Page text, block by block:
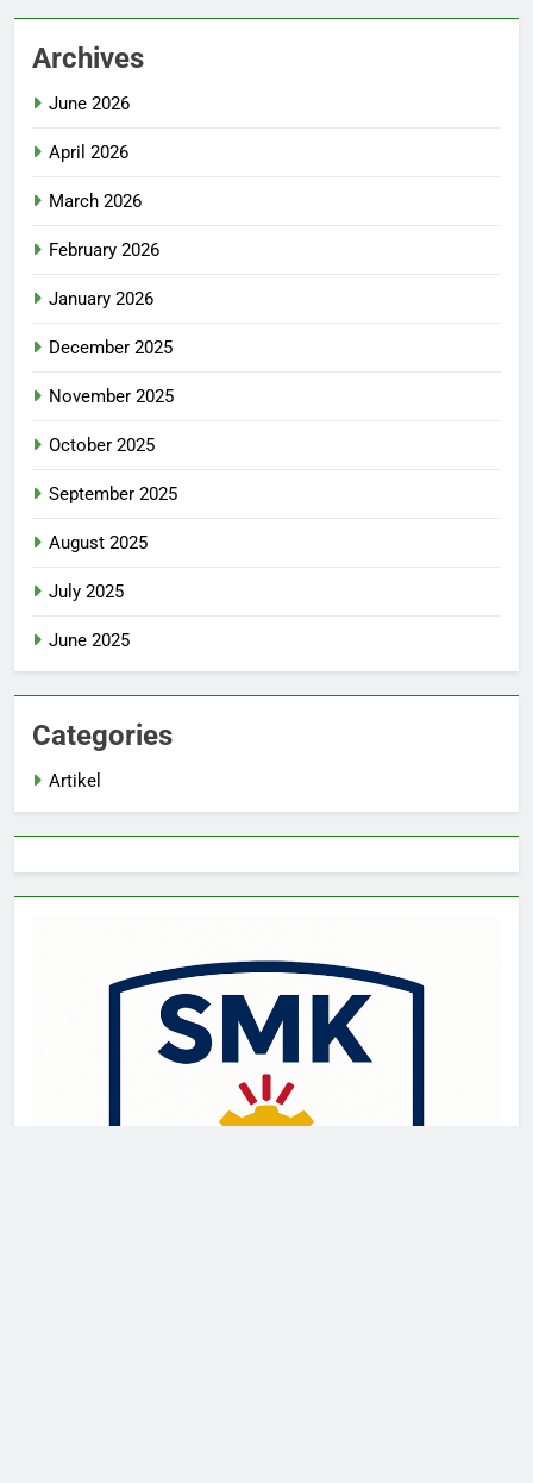
Archives
June 2026
April 2026
March 2026
February 2026
January 2026
December 2025
November 2025
October 2025
September 2025
August 2025
July 2025
June 2025
Categories
Artikel